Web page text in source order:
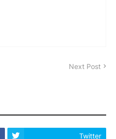
Next Post
Twitter